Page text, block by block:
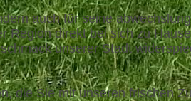
auch für seine
direkt bei sich zu
unserer Stadt
die Sie mit unseren frischen